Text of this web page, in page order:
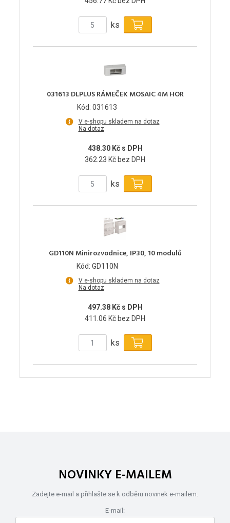
ks
031613 DLPLUS RÁMEČEK MOSAIC 4M HOR
Kód: 031613
V e-shopu skladem na dotaz
Na dotaz
438.30 Kč s DPH
362.23 Kč bez DPH
ks
GD110N Minirozvodnice, IP30, 10 modulů
Kód: GD110N
V e-shopu skladem na dotaz
Na dotaz
497.38 Kč s DPH
411.06 Kč bez DPH
ks
NOVINKY E-MAILEM
Zadejte e-mail a přihlašte se k odběru novinek e-mailem.
E-mail: